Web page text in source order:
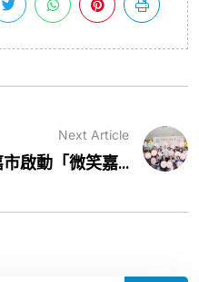
Next Article
市啟動「微笑嘉...